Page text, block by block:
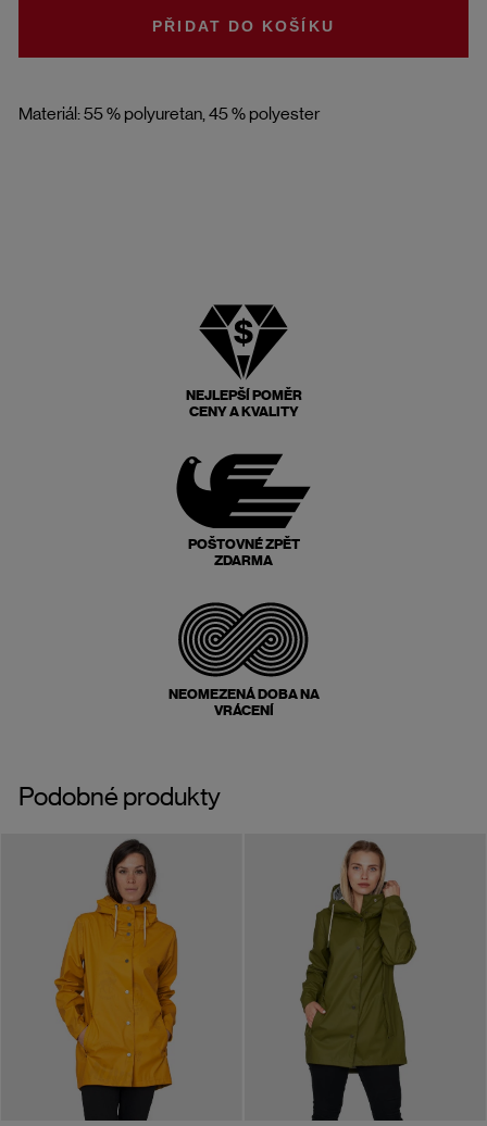
Materiál: 55 % polyuretan, 45 % polyester
DO KOŠÍKU
NEJLEPŠÍ POMĚR
CENY A KVALITY
POŠTOVNÉ ZPĚT
ZDARMA
NEOMEZENÁ DOBA NA
VRÁCENÍ
Podobné produkty